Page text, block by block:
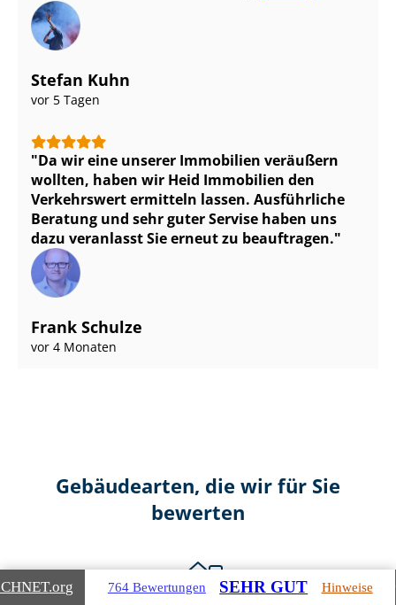
Stefan Kuhn
vor 5 Tagen
Da wir eine unserer Immobilien veräußern
wollten, haben wir Heid Immobilien den
Verkehrswert ermitteln lassen. Ausführliche
Beratung und sehr guter Servise haben uns
dazu veranlasst Sie erneut zu beauftragen.
Frank Schulze
vor 4 Monaten
Gebäudearten, die wir für Sie
bewerten
.org 764 Bewertungen SEHR GUT Hinweise